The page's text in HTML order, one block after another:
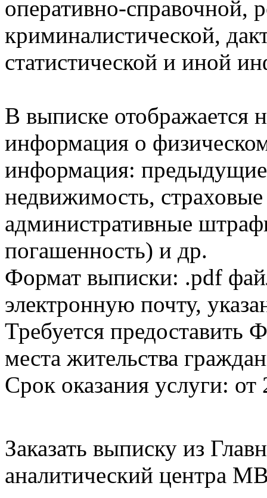
оперативно-справочной,
криминалистической,
статистической и иной
В выписке отображается
информация о
информация:
недвижимость,
административные
погашенность) и др.
Формат выписки: .pdf
электронную почту,
Требуется
места жительства
Срок оказания услуги: от
Заказать выписку из
аналитический центра